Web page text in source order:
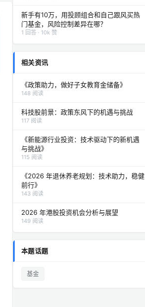
新手有10万，用投顾组合和自己跟风买热
门基金，风险控制差异在哪？
1 回答 · 10k 赞
相关资讯
《政策助力，做好子女教育金储备》
148 阅读
科技股前景：政策东风下的机遇与挑战
117 阅读
《新能源行业投资：技术驱动下的新机遇
与挑战》
115 阅读
《2026 年退休养老规划：技术助力，稳健
前行》
143 阅读
2026 年港股投资机会分析与展望
149 阅读
本题话题
基金